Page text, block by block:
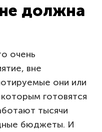
должна
очень
вне
они или
готовятся
тысячи
бюджеты. И